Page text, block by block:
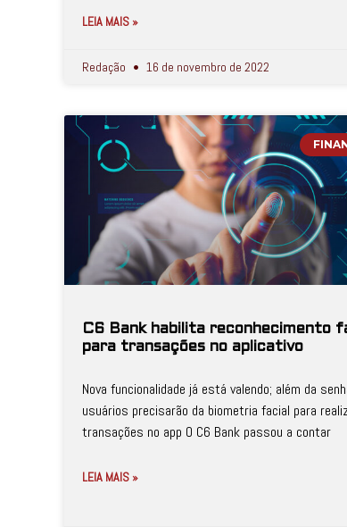
LEIA MAIS »
Redação 16 de novembro de 2022
C6 Bank habilita reconhecimento
para transações no aplicativo
Nova funcionalidade já está valendo; além da
usuários precisarão da biometria facial para
transações no app O C6 Bank passou a contar
LEIA MAIS »